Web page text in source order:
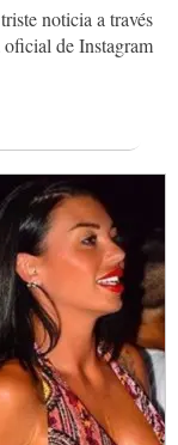
noticia a través
oficial de Instagram